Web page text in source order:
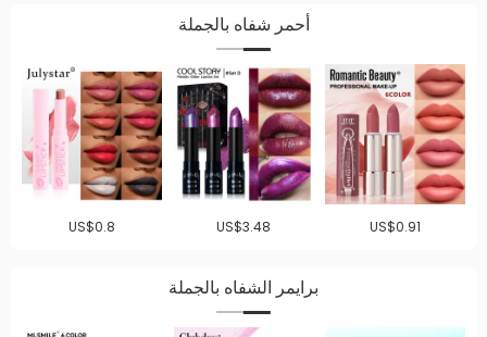
أحمر شفاه بالجملة
US$0.91
US$3.48
US$0.8
برايمر الشفاه بالجملة